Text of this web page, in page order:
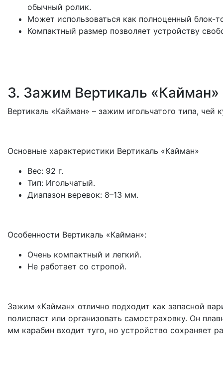
обычный ролик.
Может использоваться как полноценный блок-
Компактный размер позволяет устройству
3. Зажим Вертикаль «Кайман»
Вертикаль «Кайман» – зажим игольчатого типа,
Основные характеристики Вертикаль «Кайман»
Вес: 92 г.
Тип: Игольчатый.
Диапазон веревок: 8–13 мм.
Особенности Вертикаль «Кайман»:
Очень компактный и легкий.
Не работает со стропой.
Зажим «Кайман» отлично подходит как запасной
полиспаст или организовать самостраховку. Он
мм карабин входит туго, но устройство сохраняет